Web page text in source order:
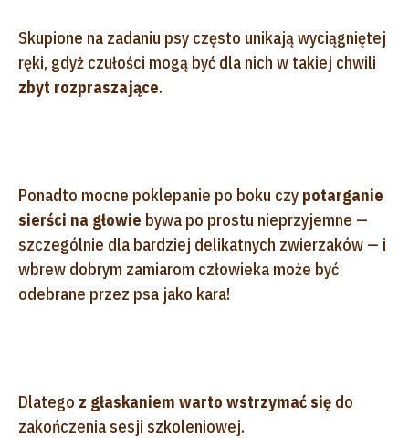
Skupione na zadaniu psy często unikają wyciągniętej
ręki, gdyż czułości mogą być dla nich w takiej chwili
zbyt rozpraszające.
Ponadto mocne poklepanie po boku czy potarganie
sierści na głowie bywa po prostu nieprzyjemne —
szczególnie dla bardziej delikatnych zwierzaków — i
wbrew dobrym zamiarom człowieka może być
odebrane przez psa jako kara!
Dlatego z głaskaniem warto wstrzymać się do
zakończenia sesji szkoleniowej.